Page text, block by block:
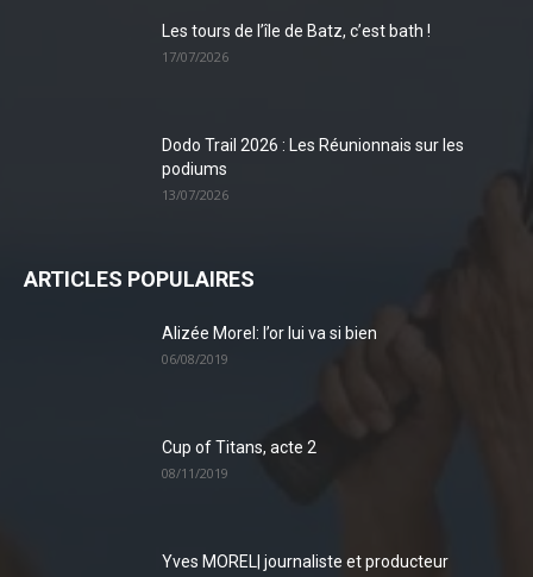
Les tours de l’île de Batz, c’est bath !
17/07/2026
Dodo Trail 2026 : Les Réunionnais sur les
podiums
13/07/2026
ARTICLES POPULAIRES
Alizée Morel: l’or lui va si bien
06/08/2019
Cup of Titans, acte 2
08/11/2019
Yves MOREL| journaliste et producteur